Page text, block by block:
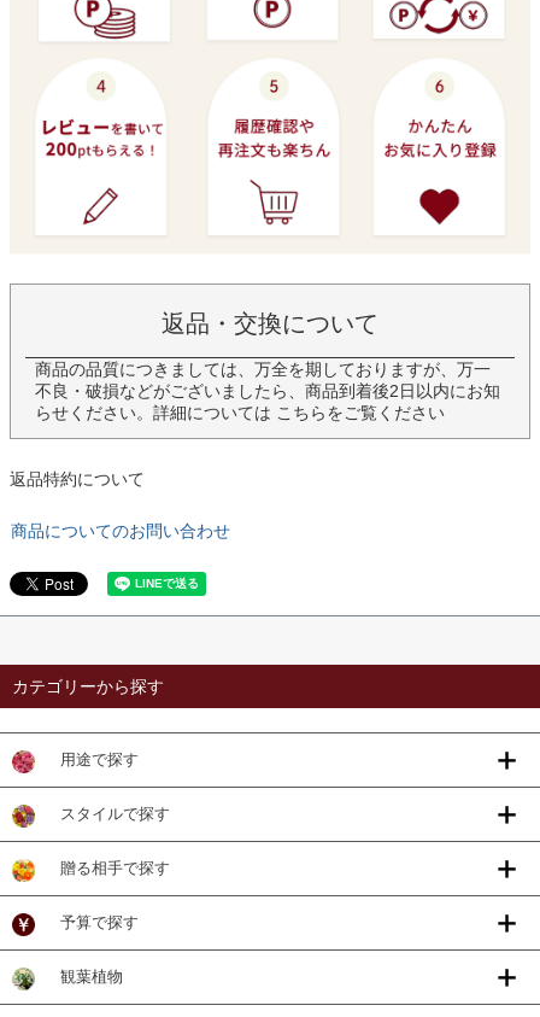
返品・交換について
商品の品質につきましては、万全を期しておりますが、万一
不良・破損などがございましたら、商品到着後2日以内にお知
らせください。詳細については こちらをご覧ください
返品特約について
商品についてのお問い合わせ
カテゴリーから探す
用途で探す
スタイルで探す
贈る相手で探す
予算で探す
観葉植物